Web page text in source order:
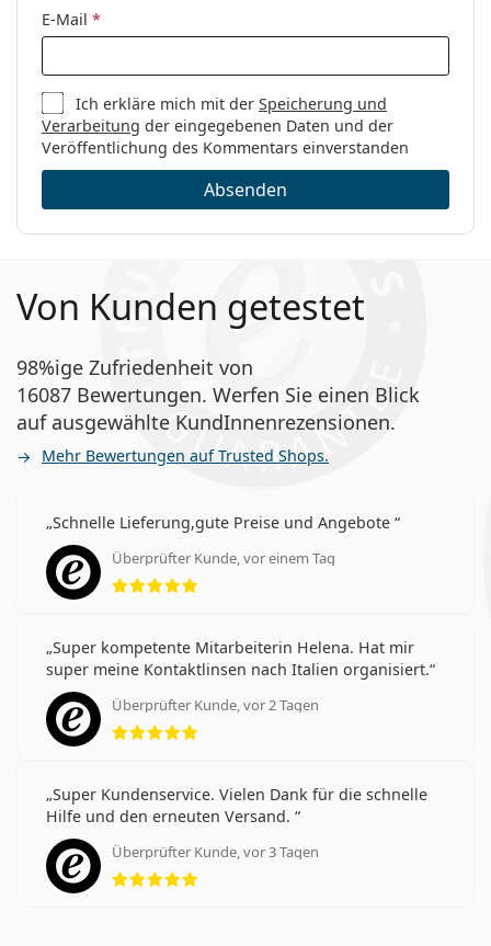
E-Mail *
Ich erkläre mich mit derSpeicherung und
Verarbeitung der eingegebenen Daten und der
Veröffentlichung des Kommentars einverstanden
Absenden
Von Kunden getestet
98%ige Zufriedenheit von
16087 Bewertungen. Werfen Sie einen Blick
auf ausgewählte KundInnenrezensionen.
Mehr Bewertungen auf Trusted Shops.
Schnelle Lieferung,gute Preise und Angebote
Überprüfter Kunde, vor einem Tag
Bewertung 5 aus 5
Super kompetente Mitarbeiterin Helena. Hat mir
super meine Kontaktlinsen nach Italien organisiert.
Überprüfter Kunde, vor 2 Tagen
Bewertung 5 aus 5
Super Kundenservice. Vielen Dank für die schnelle
Hilfe und den erneuten Versand.
Überprüfter Kunde, vor 3 Tagen
Bewertung 5 aus 5